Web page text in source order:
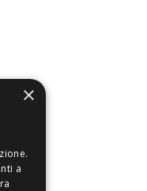
×
a